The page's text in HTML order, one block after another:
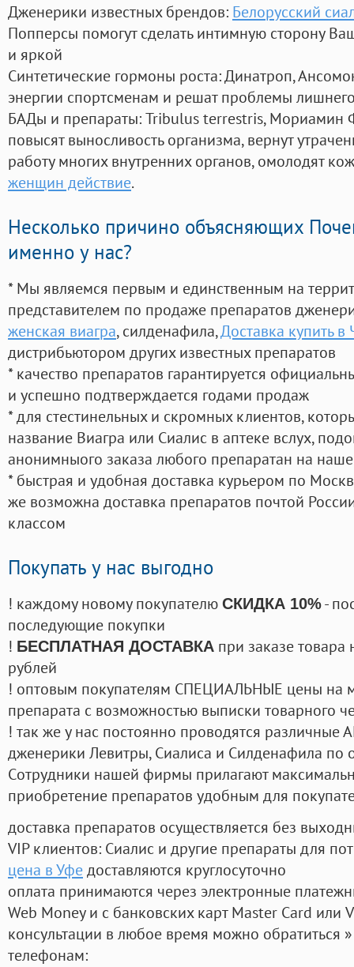
Дженерики известных брендов: Белорусский
Попперсы помогут сделать интимную сторону
и яркой
Синтетические гормоны роста: Динатроп,
энергии спортсменам и решат проблемы
БАДы и препараты:Tribulus terrestris, Мориамин
повысят выносливость организма, вернут
работу многих внутренних органов, омолодят
женщин действие.
Несколько причино объясняющих
именно у нас?
* Мы являемся первым и единственным на
представителем по продаже препаратов
женская виагра, силденафила,Доставка купить
дистрибьютором других известных препаратов
* качество препаратов гарантируется
и успешно подтверждается годами продаж
* для стестинельных и скромных клиентов,
название Виагра или Сиалис в аптеке вслух,
анонимныого заказа любого препаратан на
* быстрая и удобная доставка курьером по
же возможна доставка препаратов почтой
классом
Покупать у нас выгодно
! каждому новому покупателю СКИДКА 10%-
последующие покупки
! БЕСПЛАТНАЯ ДОСТАВКА при заказе
рублей
! оптовым покупателям СПЕЦИАЛЬНЫЕ цены на
препарата с возможностью выписки товарного
! так же у нас постоянно проводятся
дженерики Левитры, Сиалиса и Силденафила по
Cотрудники нашей фирмы прилагают
приобретение препаратов удобным для
доставка препаратов осуществляется без
VIP клиентов: Сиалис и другие препараты для
цена в Уфедоставляются круглосуточно
оплата принимаются через электронные
Web Money и с банковских карт Master Card или
консультации в любое время можно обратиться
телефонам: